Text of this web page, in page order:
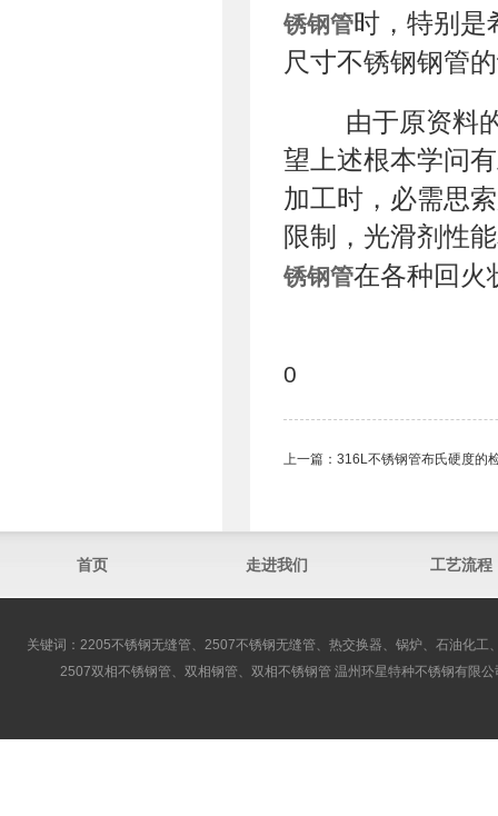
锈钢管时，特别是
尺寸不锈钢钢管
由于原资料
望上述根本学问
加工时，必需思
限制，光滑剂性
锈钢管在各种回火
0
上一篇： 316L不锈钢管布氏硬度的
首页 走进我们 工艺流程
关键词：2205不锈钢无缝管、2507不锈钢无缝管、热交换器、锅炉、石油化
2507双相不锈钢管、双相钢管、双相不锈钢管 温州环星特种不锈钢有限